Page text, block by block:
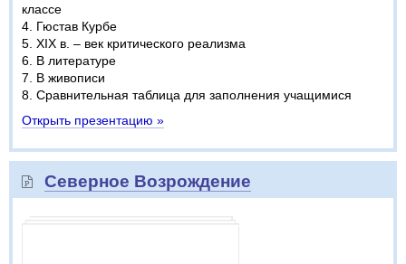
классе
4. Гюстав Курбе
5. XIX в. – век критического реализма
6. В литературе
7. В живописи
8. Сравнительная таблица для заполнения учащимися
Открыть презентацию »
Северное Возрождение